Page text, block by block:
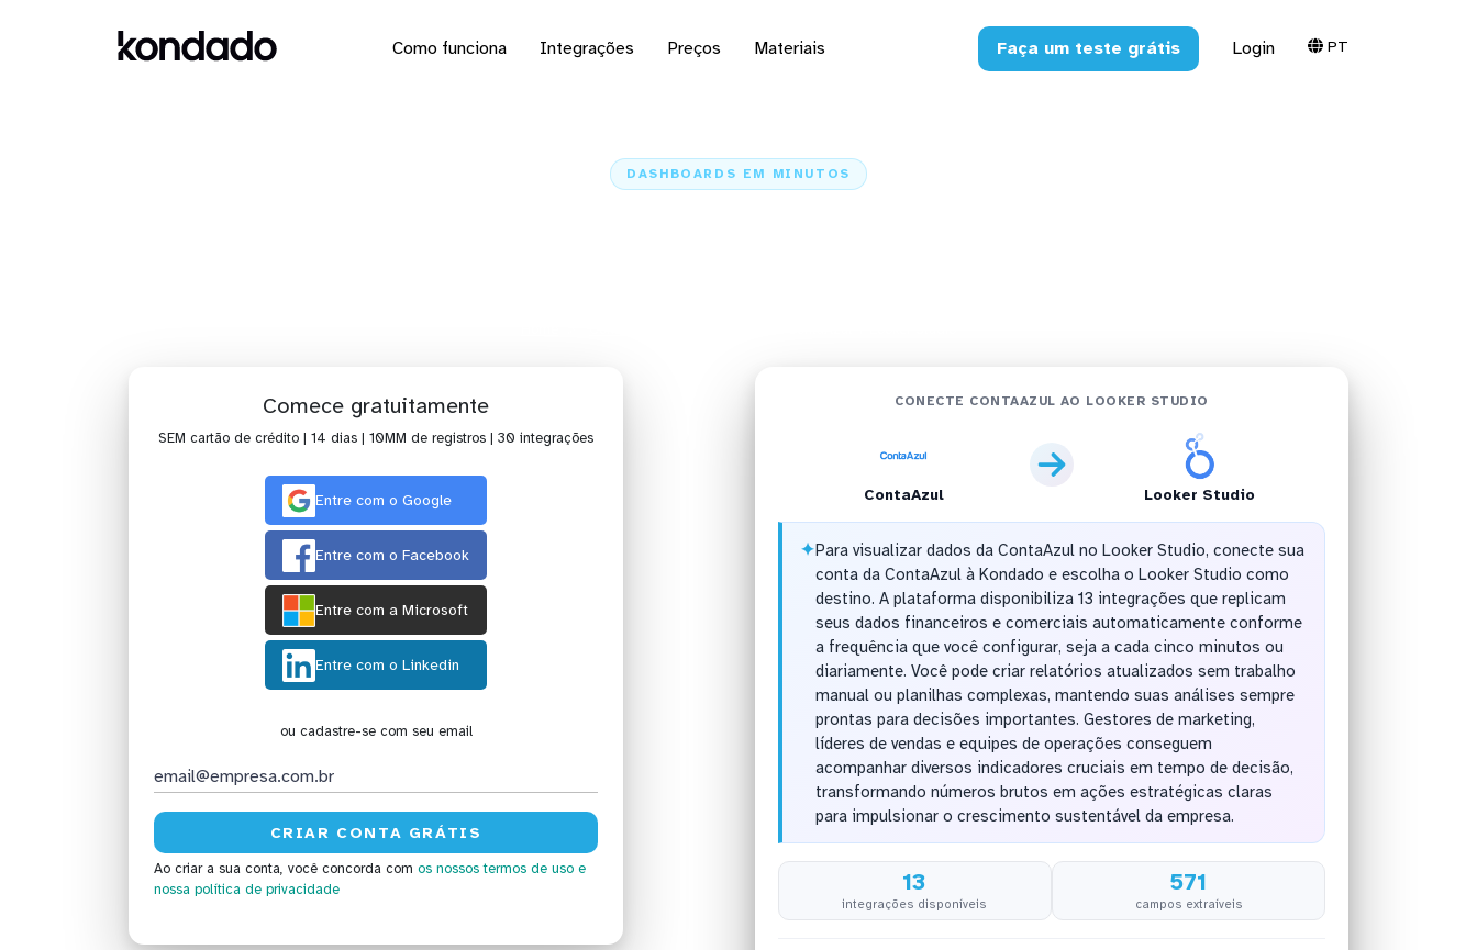
Como funciona Integrações Preços Materiais Faça um teste grátis Login PT
DASHBOARDS EM MINUTOS
Comece gratuitamente
SEM cartão de crédito | 14 dias | 10MM de registros | 30 integrações
Entre com o Google
Entre com o Facebook
Entre com a Microsoft
Entre com o Linkedin
ou cadastre-se com seu email
Ao criar a sua conta, você concorda com os nossos termos de uso e
nossa política de privacidade
CONECTE CONTAAZUL AO LOOKER STUDIO
ContaAzul Looker Studio
✦Para visualizar dados da ContaAzul no Looker Studio, conecte sua
conta da ContaAzul à Kondado e escolha o Looker Studio como
destino. A plataforma disponibiliza 13 integrações que replicam
seus dados financeiros e comerciais automaticamente conforme
a frequência que você configurar, seja a cada cinco minutos ou
diariamente. Você pode criar relatórios atualizados sem trabalho
manual ou planilhas complexas, mantendo suas análises sempre
prontas para decisões importantes. Gestores de marketing,
líderes de vendas e equipes de operações conseguem
acompanhar diversos indicadores cruciais em tempo de decisão,
transformando números brutos em ações estratégicas claras
para impulsionar o crescimento sustentável da empresa.
13
integrações disponíveis
571
campos extraíveis